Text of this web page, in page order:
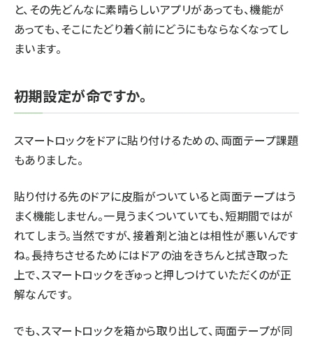
と、その先どんなに素晴らしいアプリがあっても、機能が
あっても、そこにたどり着く前にどうにもならなくなってし
まいます。
――初期設定が命ですか。
スマートロックをドアに貼り付けるための、両面テープ課題
もありました。
貼り付ける先のドアに皮脂がついていると両面テープはう
まく機能しません。一見うまくついていても、短期間ではが
れてしまう。当然ですが、接着剤と油とは相性が悪いんです
ね。長持ちさせるためにはドアの油をきちんと拭き取った
上で、スマートロックをぎゅっと押しつけていただくのが正
解なんです。
でも、スマートロックを箱から取り出して、両面テープが同